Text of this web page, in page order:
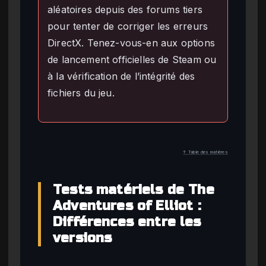
aléatoires depuis des forums tiers
pour tenter de corriger les erreurs
DirectX. Tenez-vous-en aux options
de lancement officielles de Steam ou
à la vérification de l’intégrité des
fichiers du jeu.
↑ Table des matières
Tests matériels de The
Adventures of Elliot :
Différences entre les
versions